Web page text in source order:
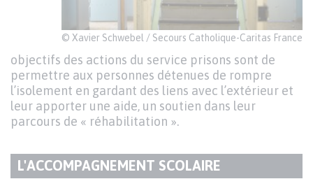
© Xavier Schwebel / Secours Catholique-Caritas France
objectifs des actions du service prisons sont de
permettre aux personnes détenues de rompre
l’isolement en gardant des liens avec l’extérieur et
leur apporter une aide, un soutien dans leur
parcours de « réhabilitation ».
TITRE
L'ACCOMPAGNEMENT SCOLAIRE